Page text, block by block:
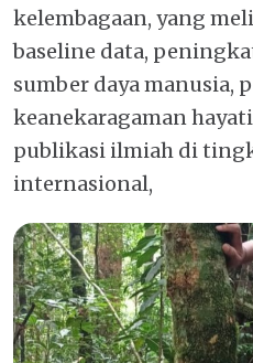
kelembagaan, yang
baseline data,
sumber daya manusia,
keanekaragaman
publikasi ilmiah di
internasional,